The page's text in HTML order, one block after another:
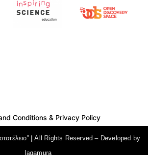
Conditions & Privacy Policy
| All Rights Reserved – Developed by
lagamura